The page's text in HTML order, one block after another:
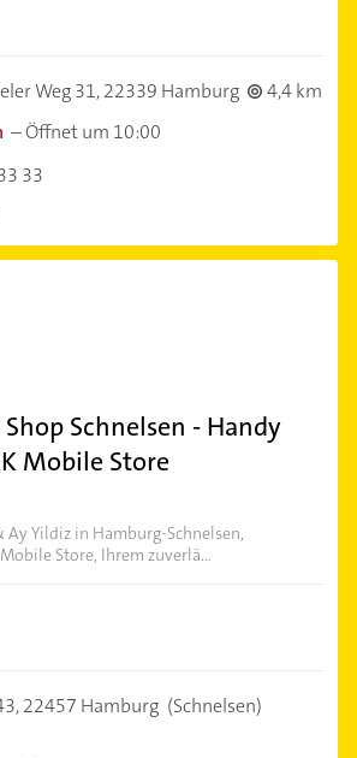
Weg 31,22339 Hamburg
4,4 km
–Öffnet um 10:00
33
Schnelsen - Handy
Mobile Store
Ay Yildiz in Hamburg-Schnelsen,
Store, Ihrem zuverlä...
22457 Hamburg (Schnelsen)